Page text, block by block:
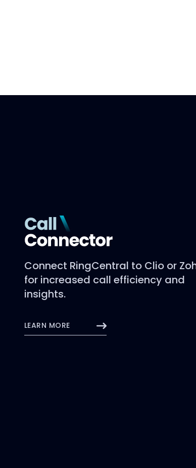
Connect RingCentral to Clio or
for increased call efficiency and
insights.
LEARN MORE